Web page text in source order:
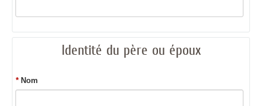
Identité du père ou époux
*Nom